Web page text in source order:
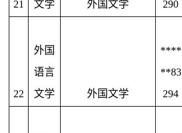
21
文学
外国文学
290
22
外国
语言
文学
外国文学
****
**83
294